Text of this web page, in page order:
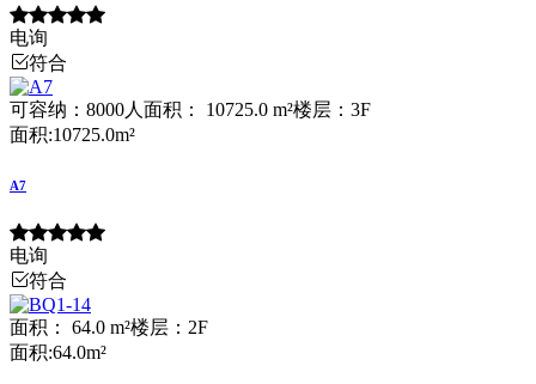
电询
符合
可容纳：8000人 面积： 10725.0 m²楼层：3F
面积:10725.0m²
A7
电询
符合
面积： 64.0 m²楼层：2F
面积:64.0m²